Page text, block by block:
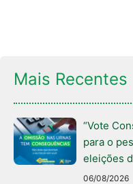
Mais Recentes
“Vote
para o
eleições
06/08/2026